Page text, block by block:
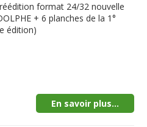
format 24/32 nouvelle
+ 6 planches de la 1°
édition)
En savoir plus...